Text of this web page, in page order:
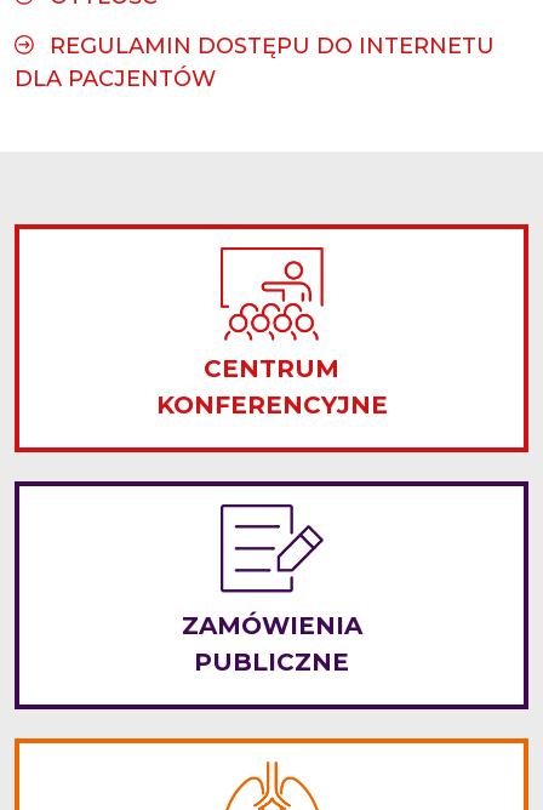
REGULAMIN DOSTĘPU DO INTERNETU
DLA PACJENTÓW
CENTRUM
KONFERENCYJNE
ZAMÓWIENIA
PUBLICZNE